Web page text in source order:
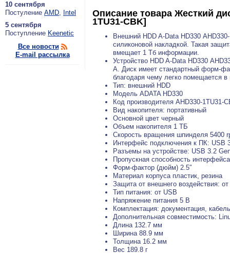
10 сентября
По­сту­ле­ние AMD, Intel
5 сентября
По­ступ­ле­ние Keenetic
Все новости
E-mail рассылка
Описание товара Жесткий
1TU31-CBK]
Внешний HDD A-Data HD330
силиконовой накладкой. Такая
вмещает 1 Тб информации.
Устройство HDD A-Data HD330
A. Диск имеет стандартный форм-
благодаря чему легко помещается
Тип: внешний HDD
Модель ADATA HD330
Код производителя AHD330-1TU31-
Вид накопителя: портативный
Основной цвет черный
Объем накопителя 1 ТБ
Скорость вращения шпинделя 5400
Интерфейс подключения к ПК: USB
Разъемы на устройстве: USB 3.2
Пропускная способность
Форм-фактор (дюйм) 2.5″
Материал корпуса пластик, резина
Защита от внешнего воздействия:
Тип питания: от USB
Напряжение питания 5 В
Комплектация: документация,
Дополнительная совместимость:
Длина 132.7 мм
Ширина 88.9 мм
Толщина 16.2 мм
Вес 189.8 г